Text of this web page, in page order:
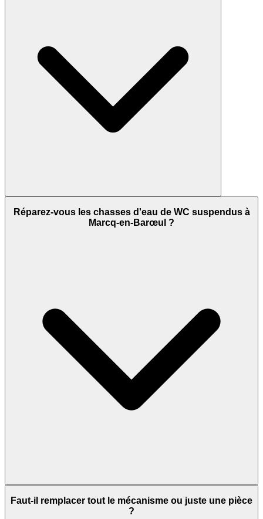
Réparez-vous les chasses d'eau de WC suspendus à
Marcq-en-Barœul ?
Faut-il remplacer tout le mécanisme ou juste une pièce
?